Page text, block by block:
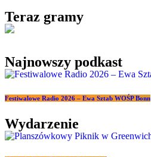
Teraz gramy
Najnowszy podkast
Festiwalowe Radio 2026 – Ewa Sztab WOŚP Bonn
Wydarzenie